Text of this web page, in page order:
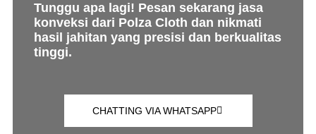
Tunggu apa lagi! Pesan sekarang jasa
konveksi dari Polza Cloth dan nikmati
hasil jahitan yang presisi dan berkualitas
tinggi.
CHATTING VIA WHATSAPP